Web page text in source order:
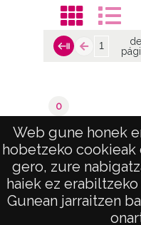
Web gune honek
hobetzeko cookieak
gero, zure
haiek ez
Gunean jarraitzen
0